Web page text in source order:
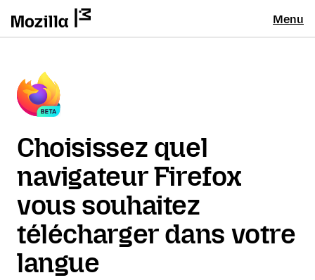
Menu
Choisissez quel
navigateur Firefox
vous souhaitez
télécharger dans votre
langue